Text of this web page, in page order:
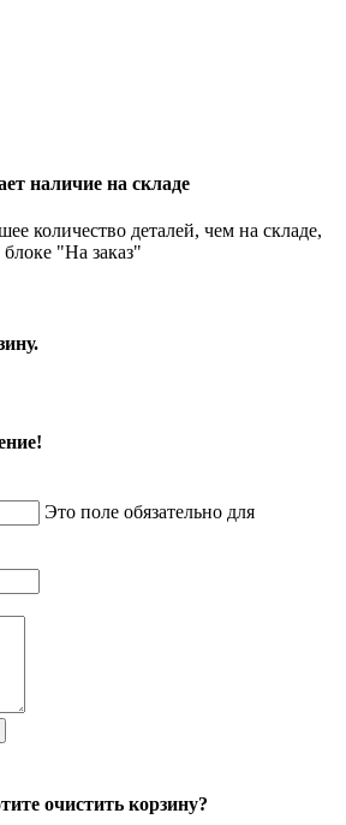
наличие на складе
количество деталей, чем на складе,
блоке "На заказ"
Это поле обязательно для
очистить корзину?